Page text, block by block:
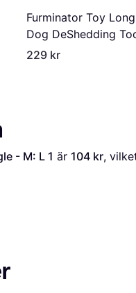
Furminator Toy
Dog DeShedding
229 kr
- M: L 1 är 104 kr,